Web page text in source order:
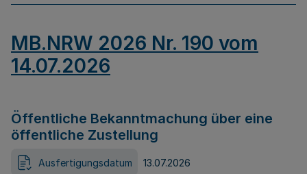
MB.NRW 2026 Nr. 190 vom
14.07.2026
Öffentliche Bekanntmachung über eine
öffentliche Zustellung
Ausfertigungsdatum 13.07.2026